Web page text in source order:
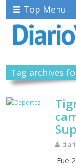
Top Menu
Tag archives
Fue